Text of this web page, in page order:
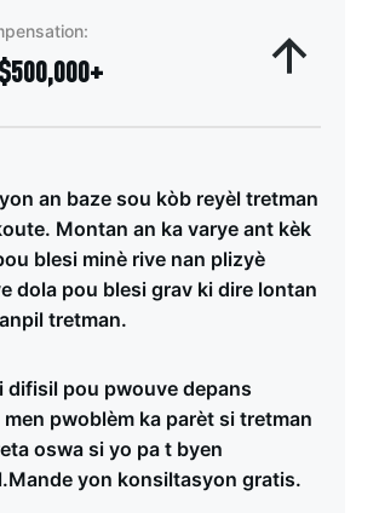
an baze sou kòb reyèl tretman
Montan an ka varye ant kèk
blesi minè rive nan plizyè
dola pou blesi grav ki dire lontan
tretman.
difisil pou pwouve depans
pwoblèm ka parèt si tretman
oswa si yo pa t byen
yon konsiltasyon gratis.